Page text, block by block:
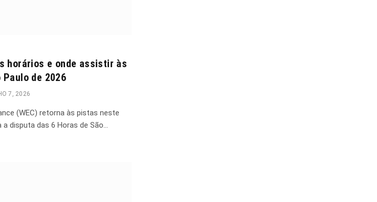
horários e onde assistir às
Paulo de 2026
7, 2026
(WEC) retorna às pistas neste
a disputa das 6 Horas de São…